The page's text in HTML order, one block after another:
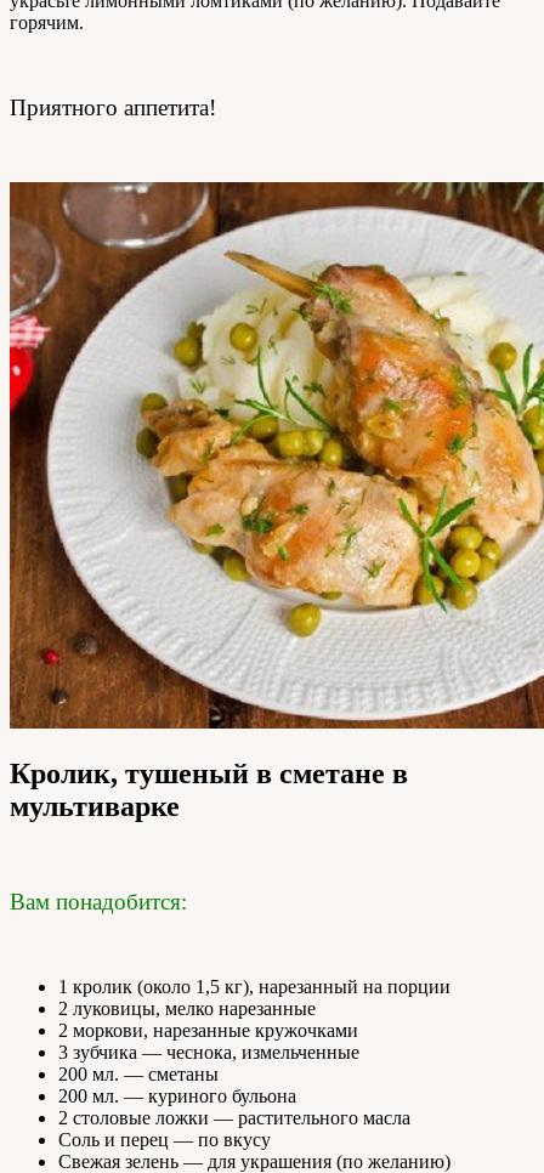
горячим.
Приятного аппетита!
Кролик, тушеный в сметане в
мультиварке
Вам понадобится:
1 кролик (около 1,5 кг), нарезанный на порции
2 луковицы, мелко нарезанные
2 моркови, нарезанные кружочками
3 зубчика — чеснока, измельченные
200 мл. — сметаны
200 мл. — куриного бульона
2 столовые ложки — растительного масла
Соль и перец — по вкусу
Свежая зелень — для украшения (по желанию)